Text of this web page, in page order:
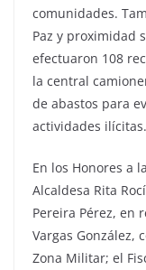
comunidades.
Paz y proximidad
efectuaron 108
la central
de abastos para
actividades ilícitas.
En los Honores a
Alcaldesa Rita
Pereira Pérez, en
Vargas González,
Zona Militar; el